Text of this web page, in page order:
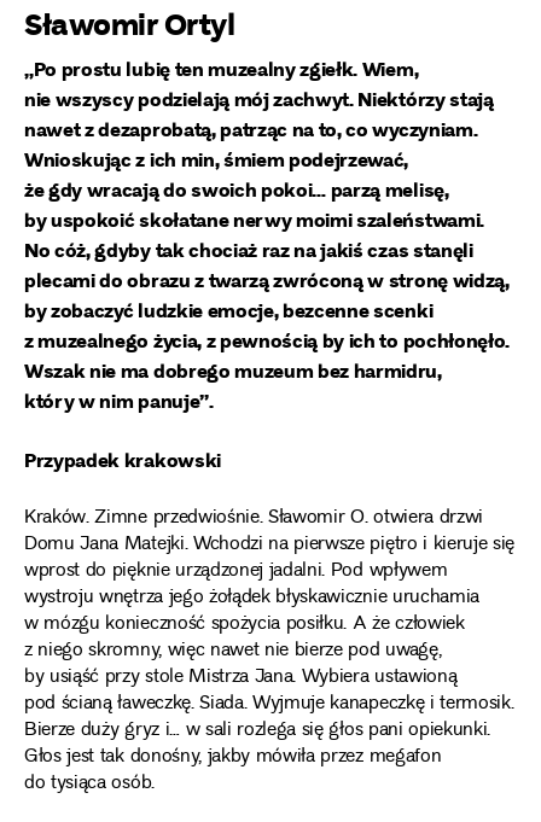
Sławomir Ortyl
„Po prostu lubię ten muzealny zgiełk. Wiem,
nie wszyscy podzielają mój zachwyt. Niektórzy stają
nawet z dezaprobatą, patrząc na to, co wyczyniam.
Wnioskując z ich min, śmiem podejrzewać,
że gdy wracają do swoich pokoi… parzą melisę,
by uspokoić skołatane nerwy moimi szaleństwami.
No cóż, gdyby tak chociaż raz na jakiś czas stanęli
plecami do obrazu z twarzą zwróconą w stronę widzą,
by zobaczyć ludzkie emocje, bezcenne scenki
z muzealnego życia, z pewnością by ich to pochłonęło.
Wszak nie ma dobrego muzeum bez harmidru,
który w nim panuje”.
Przypadek krakowski
Kraków. Zimne przedwiośnie. Sławomir O. otwiera drzwi
Domu Jana Matejki. Wchodzi na pierwsze piętro i kieruje się
wprost do pięknie urządzonej jadalni. Pod wpływem
wystroju wnętrza jego żołądek błyskawicznie uruchamia
w mózgu konieczność spożycia posiłku. A że człowiek
z niego skromny, więc nawet nie bierze pod uwagę,
by usiąść przy stole Mistrza Jana. Wybiera ustawioną
pod ścianą ławeczkę. Siada. Wyjmuje kanapeczkę i termosik.
Bierze duży gryz i… w sali rozlega się głos pani opiekunki.
Głos jest tak donośny, jakby mówiła przez megafon
do tysiąca osób.